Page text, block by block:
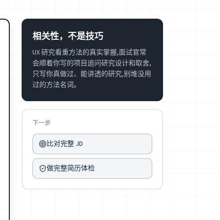
相关性，不是技巧
UX 研究看重方法的真实掌握,面试官常
会顺着你写的项目追问研究设计和取舍,
只写你真做过、能讲透的研究,别堆没用
过的方法名词。
下一步
比对完整 JD
做完整简历体检